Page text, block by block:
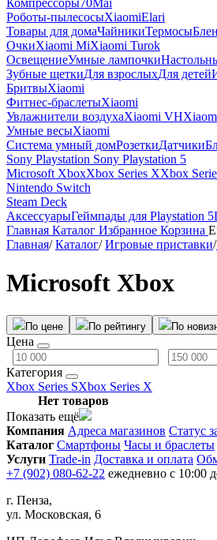
Компрессоры70Mai
Роботы-пылесосыXiaomiElari
Товары для домаЧайникиТермосы
ОчкиXiaomi MiXiaomi Turok
ОсвещениеУмные лампочки
Зубные щеткиДля взрослыхДля детей
БритвыXiaomi
Фитнес-браслетыXiaomi
Увлажнители воздухаXiaomi VH
Умные весыXiaomi
Система умный домРозеткиДатчики
Sony Playstation Sony Playstation 5
Microsoft XboxXbox Series XXbox
Nintendo Switch
Steam Deck
АксессуарыГеймпады для Playstation 5
Главная Каталог Избранное Корзина
Главная/ Каталог/ Игровые приставки/
Microsoft Xbox
По цене По рейтингу По
Цена
Категория
Xbox Series SXbox Series X
Нет товаров
Показать ещё
Компания Адреса магазинов Статус
Каталог Смартфоны Часы и браслеты
Услуги Trade-in Доставка и оплата
+7 (902) 080-62-22 ежедневно с 10:00
г. Пенза,
ул. Московская, 6